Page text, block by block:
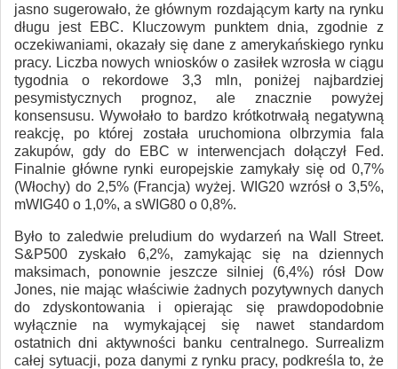
jasno sugerowało, że głównym rozdającym karty na rynku
długu jest EBC. Kluczowym punktem dnia, zgodnie z
oczekiwaniami, okazały się dane z amerykańskiego rynku
pracy. Liczba nowych wniosków o zasiłek wzrosła w ciągu
tygodnia o rekordowe 3,3 mln, poniżej najbardziej
pesymistycznych prognoz, ale znacznie powyżej
konsensusu. Wywołało to bardzo krótkotrwałą negatywną
reakcję, po której została uruchomiona olbrzymia fala
zakupów, gdy do EBC w interwencjach dołączył Fed.
Finalnie główne rynki europejskie zamykały się od 0,7%
(Włochy) do 2,5% (Francja) wyżej. WIG20 wzrósł o 3,5%,
mWIG40 o 1,0%, a sWIG80 o 0,8%.
Było to zaledwie preludium do wydarzeń na Wall Street.
S&P500 zyskało 6,2%, zamykając się na dziennych
maksimach, ponownie jeszcze silniej (6,4%) rósł Dow
Jones, nie mając właściwie żadnych pozytywnych danych
do zdyskontowania i opierając się prawdopodobnie
wyłącznie na wymykającej się nawet standardom
ostatnich dni aktywności banku centralnego. Surrealizm
całej sytuacji, poza danymi z rynku pracy, podkreśla to, że